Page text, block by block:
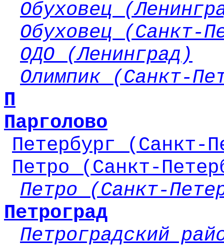
Обуховец
Обуховец (Санкт-
ОДО (Ленинград)
Олимпик (Санкт-
П
Парголово
Петербург (Санкт-
Петро (Санкт-
Петро (Санкт-
Петроград
Петроградский